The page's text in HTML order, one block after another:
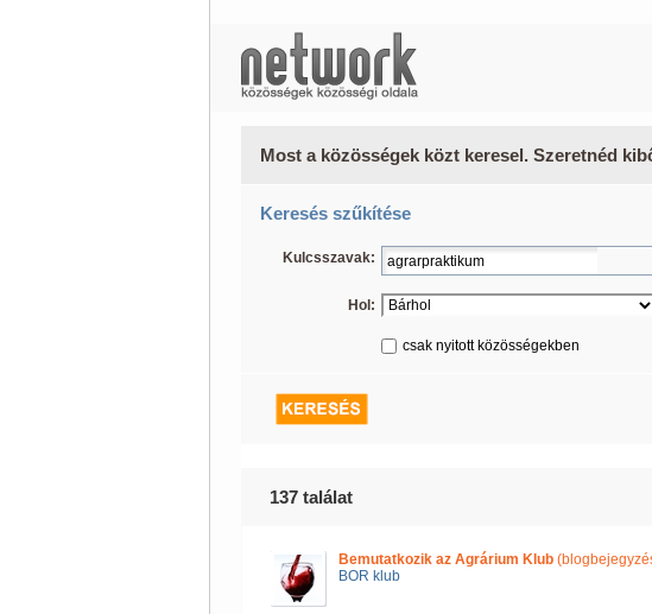
Most a közösségek közt keresel. Szeretnéd
Keresés szűkítése
Kulcsszavak:
Hol:
csak nyitott közösségekben
137 találat
Bemutatkozik az Agrárium Klub
BOR klub